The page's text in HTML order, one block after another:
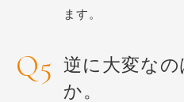
ます。
逆に大変な
か。